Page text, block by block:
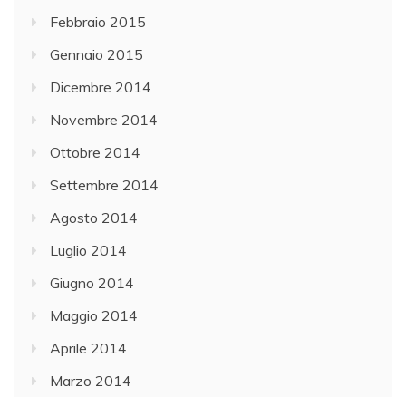
Febbraio 2015
Gennaio 2015
Dicembre 2014
Novembre 2014
Ottobre 2014
Settembre 2014
Agosto 2014
Luglio 2014
Giugno 2014
Maggio 2014
Aprile 2014
Marzo 2014